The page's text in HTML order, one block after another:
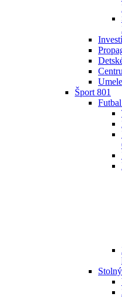
Šport 801
Futbal